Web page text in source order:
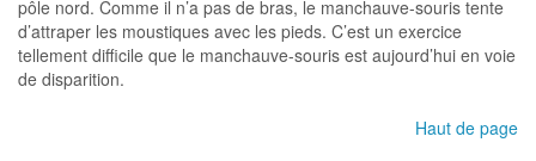
pôle nord. Comme il n’a pas de bras, le manchauve-souris tente
d’attraper les moustiques avec les pieds. C’est un exercice
tellement difficile que le manchauve-souris est aujourd’hui en voie
de disparition.
Haut de page